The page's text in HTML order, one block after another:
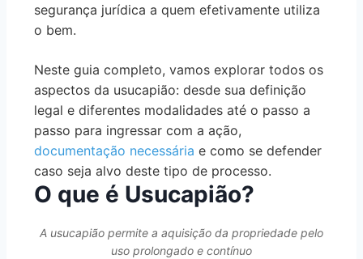
segurança jurídica a quem efetivamente utiliza
o bem.
Neste guia completo, vamos explorar todos os
aspectos da usucapião: desde sua definição
legal e diferentes modalidades até o passo a
passo para ingressar com a ação,
documentação necessária e como se defender
caso seja alvo deste tipo de processo.
O que é Usucapião?
A usucapião permite a aquisição da propriedade pelo
uso prolongado e contínuo